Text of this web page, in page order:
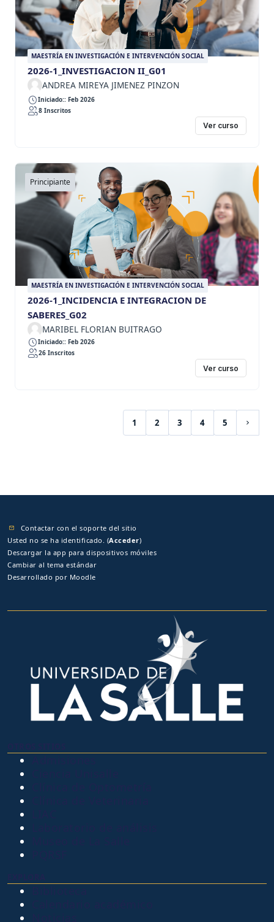
MAESTRÍA EN INVESTIGACIÓN E INTERVENCIÓN SOCIAL
2026-1_INVESTIGACION II_G01
ANDREA MIREYA JIMENEZ PINZON
Iniciado:: Feb 2026
8 Inscritos
Ver curso
Principiante
MAESTRÍA EN INVESTIGACIÓN E INTERVENCIÓN SOCIAL
2026-1_INCIDENCIA E INTEGRACION DE
SABERES_G02
MARIBEL FLORIAN BUITRAGO
Iniciado:: Feb 2026
26 Inscritos
Ver curso
1
(current)
2 3 4 5
Contactar con el soporte del sitio
Usted no se ha identificado. (Acceder)
Descargar la app para dispositivos móviles
Cambiar al tema estándar
Desarrollado por Moodle